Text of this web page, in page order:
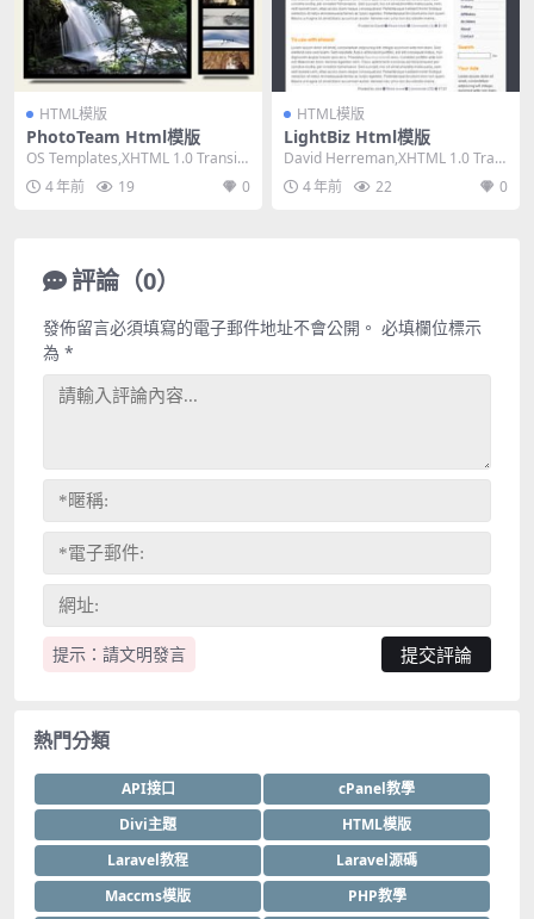
HTML模版
PhotoTeam Html模版
OS Templates,XHTML 1.0 Transiti
onal,Fixe...
4 年前 19 0
HTML模版
LightBiz Html模版
David Herreman,XHTML 1.0 Tran
sitional,Fi...
4 年前 22 0
評論（0）
提示：請文明發言
發佈留言必須填寫的電子郵件地址不會公開。 必填欄位標示
為 *
熱門分類
API接口
cPanel教學
Divi主題
HTML模版
Laravel教程
Laravel源碼
Maccms模版
PHP教學